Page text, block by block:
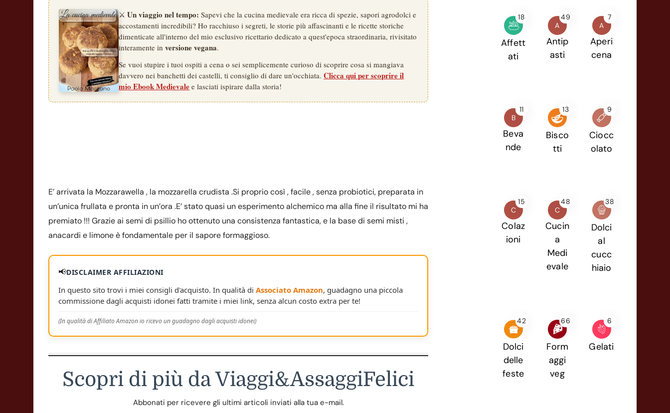
⚔️Un viaggio nel tempo: Sapevi che la cucina medievale era ricca di spezie, sapori agrodolci e
accostamenti incredibili? Ho racchiuso i segreti, le storie più affascinanti e le ricette storiche
dimenticate all'interno del mio esclusivo ricettario dedicato a quest'epoca straordinaria, rivisitato
interamente inversione vegana.
Se vuoi stupire i tuoi ospiti a cena o sei semplicemente curioso di scoprire cosa si mangiava
davvero nei banchetti dei castelli, ti consiglio di dare un'occhiata.Clicca qui per scoprire il
mio Ebook Medievale e lasciati ispirare dalla storia!
E’ arrivata la Mozzarawella , la mozzarella crudista .Si proprio così , facile , senza probiotici, preparata in
un’unica frullata e pronta in un’ora .E’ stato quasi un esperimento alchemico ma alla fine il risultato mi ha
premiato !!! Grazie ai semi di psillio ho ottenuto una consistenza fantastica, e la base di semi misti ,
anacardi e limone è fondamentale per il sapore formaggioso.
📢DISCLAIMER AFFILIAZIONI
In questo sito trovi i miei consigli d'acquisto. In qualità diAssociato Amazon, guadagno una piccola
commissione dagli acquisti idonei fatti tramite i miei link, senza alcun costo extra per te!
(In qualità di Affiliato Amazon io ricevo un guadagno dagli acquisti idonei)
Scopri di più da Viaggi&AssaggiFelici
Abbonati per ricevere gli ultimi articoli inviati alla tua e-mail.
18
Affett
ati
A
49
Antip
asti
A
7
Aperi
cena
B
11
Beva
nde
13
Bisco
tti
9
Ciocc
olato
C
15
Colaz
ioni
C
48
Cucin
a
Medi
evale
38
Dolci
al
cucc
hiaio
42
Dolci
delle
feste
66
Form
aggi
veg
6
Gelati